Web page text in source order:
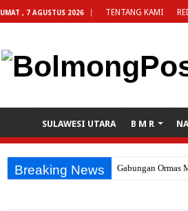
JUMAT , 7 AGUSTUS 2026 TENTANG KAMI
SULAWESI UTARA B M R
Breaking News Gabungan Ormas